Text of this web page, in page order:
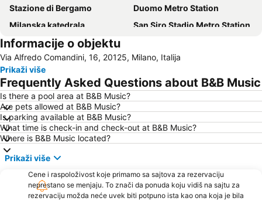
Stazione di Bergamo
Duomo Metro Station
Milanska katedrala
San Siro Stadio Metro Station
Brera
Corso Buenos Aires
Navigli
San Siro Ippodromo Metro Station
Airport Milano Linate
Fiera Milano - Rho
Minitalia Leolandia Park
Centro Storico
Vodeni park Gardaland
Piazza Duca D'Aosta
Porta Venezia
Via Dante
Cesare Beccaria
Porta Genova Metro Station
Lampugnano
Assago Milanofiori Forum Metro Station
Autodromo Nazionale Monza
Comasina Metro Station
Informacije o objektu
Via Alfredo Comandini, 16, 20125, Milano, Italija
Prikaži više
Frequently Asked Questions about B&B Music
Is there a pool area at B&B Music?
Are pets allowed at B&B Music?
Is parking available at B&B Music?
What time is check-in and check-out at B&B Music?
Where is B&B Music located?
Prikaži više
Cene i raspoloživost koje primamo sa sajtova za rezervaciju
neprestano se menjaju. To znači da ponuda koju vidiš na sajtu za
rezervaciju možda neće uvek biti potpuno ista kao ona koja je bila